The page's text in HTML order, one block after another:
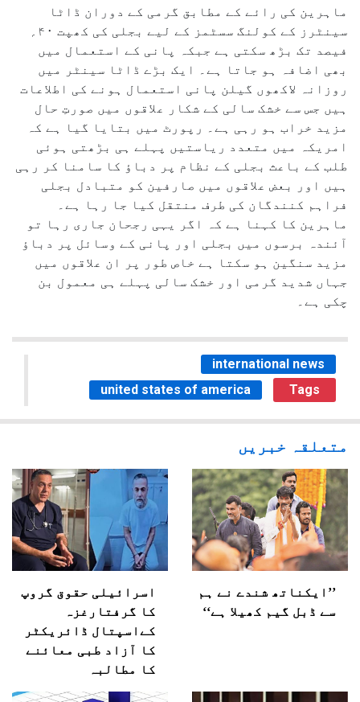
ماہرین کی رائے کے مطابق گرمی کے دوران ڈاٹا
فیصد تک بڑھ سکتی ہے جبکہ پانی کے استعمال میں
بھی اضافہ ہو جاتا ہے۔ ایک بڑے ڈاٹا سینٹر میں
روزانہ لاکھوں گیلن پانی استعمال ہونے کی اطلاعات
ہیں جس سے خشک سالی کے شکار علاقوں میں صورتِ حال
مزید خراب ہو رہی ہے۔ رپورٹ میں بتایا گیا ہے کہ
امریکہ میں متعدد ریاستیں پہلے ہی بڑھتی ہوئی
طلب کے باعث بجلی کے نظام پر دباؤ کا سامنا کر رہی
ہیں اور بعض علاقوں میں صارفین کو متبادل بجلی
فراہم کنندگان کی طرف منتقل کیا جا رہا ہے۔
ماہرین کا کہنا ہے کہ اگر یہی رجحان جاری رہا تو
آئندہ برسوں میں بجلی اور پانی کے وسائل پر دباؤ
مزید سنگین ہو سکتا ہے خاص طور پر ان علاقوں میں
جہاں شدید گرمی اور خشک سالی پہلے ہی معمول بن
چکی ہے۔
international news
united states of america
Tags
متعلقہ خبریں
’’ایکناتھ شندے نے ہم
سے ڈبل گیم کھیلا ہے‘‘
اسرائیلی حقوق گروپ
کا گرفتارغزہ
کےاسپتال ڈائریکٹر
کا آزاد طبی معائنے
کا مطالبہ